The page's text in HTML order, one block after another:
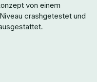
von einem
crashgetestet und